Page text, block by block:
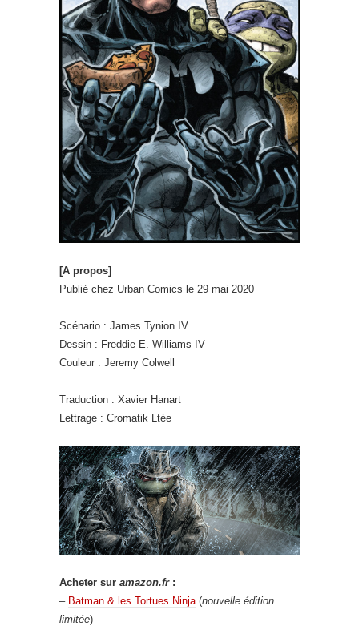
[A propos]
Publié chez Urban Comics le 29 mai 2020
Scénario : James Tynion IV
Dessin : Freddie E. Williams IV
Couleur : Jeremy Colwell
Traduction : Xavier Hanart
Lettrage : Cromatik Ltée
Acheter sur amazon.fr:
– Batman & les Tortues Ninja(nouvelle édition
limitée)